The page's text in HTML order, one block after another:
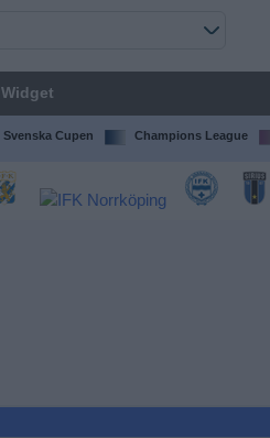
Widget
Svenska Cupen Champions League